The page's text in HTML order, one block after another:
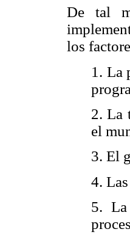
De tal
los
1. La
2. La
el
3. El
4.
5. La